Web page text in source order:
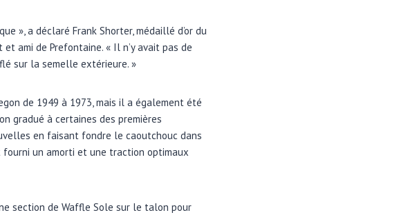
», a déclaré Frank Shorter, médaillé d’or du
ami de Prefontaine. « Il n’y avait pas de
sur la semelle extérieure. »
de 1949 à 1973, mais il a également été
gradué à certaines des premières
en faisant fondre le caoutchouc dans
un amorti et une traction optimaux
section de Waffle Sole sur le talon pour